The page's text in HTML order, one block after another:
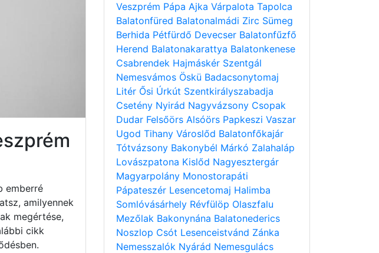
emberré
amilyennek
megértése,
cikk
Veszprém Pápa Ajka Várpalota Tapolca
Balatonfüred Balatonalmádi Zirc Sümeg
Berhida Pétfürdő Devecser Balatonfűzfő
Herend Balatonakarattya Balatonkenese
Csabrendek Hajmáskér Szentgál
Nemesvámos Öskü Badacsonytomaj
Litér Ősi Úrkút Szentkirályszabadja
Csetény Nyirád Nagyvázsony Csopak
Dudar Felsőörs Alsóörs Papkeszi Vaszar
Ugod Tihany Városlőd Balatonfőkajár
Tótvázsony Bakonybél Márkó Zalahaláp
Lovászpatona Kislőd Nagyesztergár
Magyarpolány Monostorapáti
Pápateszér Lesencetomaj Halimba
Somlóvásárhely Révfülöp Olaszfalu
Mezőlak Bakonynána Balatonederics
Noszlop Csót Lesenceistvánd Zánka
Nemesszalók Nyárád Nemesgulács